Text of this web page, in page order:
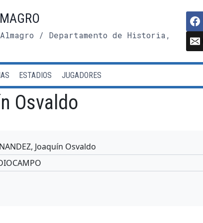
/ Departamento de Historia,
ESTADIOS JUGADORES
Osvaldo
Joaquín Osvaldo